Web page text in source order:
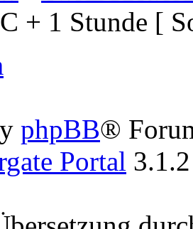
+ 1 Stunde [
phpBB®
Portal